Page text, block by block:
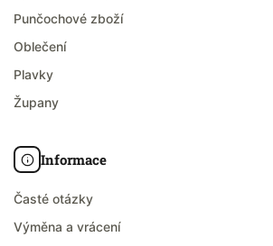
Punčochové zboží
Oblečení
Plavky
Župany
Informace
Časté otázky
Výměna a vrácení